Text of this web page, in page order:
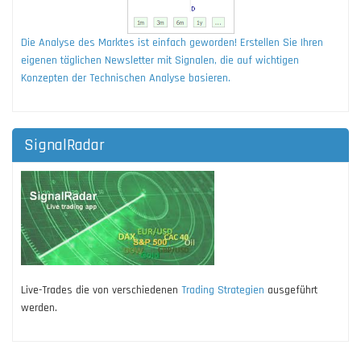
Die Analyse des Marktes ist einfach geworden! Erstellen Sie Ihren
eigenen täglichen Newsletter mit Signalen, die auf wichtigen
Konzepten der Technischen Analyse basieren.
SignalRadar
Live-Trades die von verschiedenen Trading Strategien ausgeführt
werden.